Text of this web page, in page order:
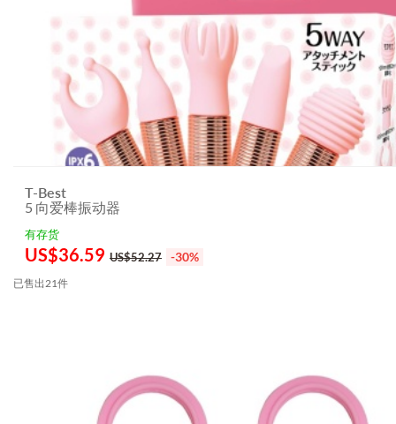
T-Best
5 向爱棒振动器
有存货
US$36.59 US$52.27 -30%
已售出21件